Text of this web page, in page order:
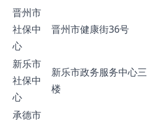
晋州市
社保中
心
晋州市健康街36号
新乐市
社保中
心
新乐市政务服务中心三
楼
承德市